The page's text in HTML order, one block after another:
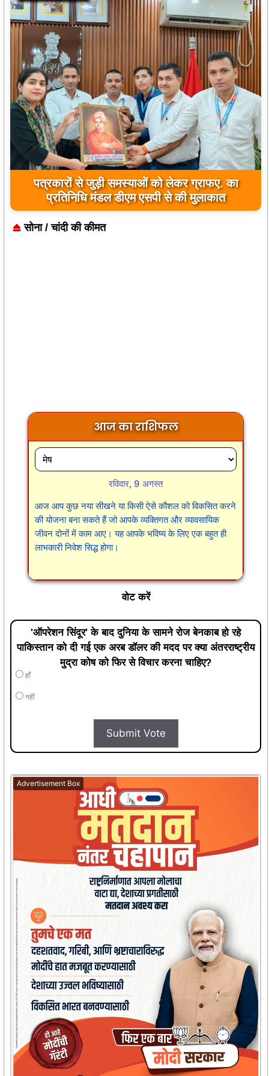
पत्रकारों से जुड़ी समस्याओं को लेकर ग्राफए. का
प्रतिनिधि मंडल डीएम एसपी से की मुलाकात
जिला कारागार में दो पावरलूम सेट का उद्घाटन, बंदियों को
मिलेगा रोजगार का अवसर
सोना / चांदी की कीमत
आज का राशिफल
रविवार, 9 अगस्त
आज आप कुछ नया सीखने या किसी ऐसे कौशल को विकसित करने
की योजना बना सकते हैं जो आपके व्यक्तिगत और व्यावसायिक
जीवन दोनों में काम आए। यह आपके भविष्य के लिए एक बहुत ही
लाभकारी निवेश सिद्ध होगा।
वोट करें
'ऑपरेशन सिंदूर' के बाद दुनिया के सामने रोज बेनकाब हो रहे
पाकिस्तान को दी गई एक अरब डॉलर की मदद पर क्या अंतरराष्ट्रीय
मुद्रा कोष को फिर से विचार करना चाहिए?
हाँ
नहीं
Submit Vote
Advertisement Box